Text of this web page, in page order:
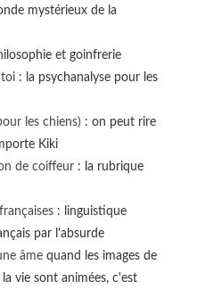
mystérieux de la
et goinfrerie
: la psychanalyse pour les
les chiens): on peut rire
Kiki
de coiffeur: la rubrique
: linguistique
par l'absurde
âmequand les images de
vie sont animées, c'est